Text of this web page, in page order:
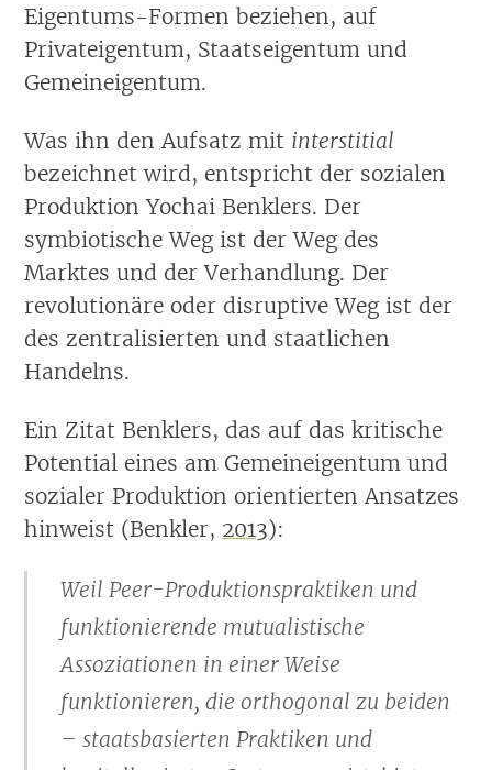
Eigentums-Formen beziehen, auf
Privateigentum, Staatseigentum und
Gemeineigentum.
Was ihn den Aufsatz mit interstitial
bezeichnet wird, entspricht der sozialen
Produktion Yochai Benklers. Der
symbiotische Weg ist der Weg des
Marktes und der Verhandlung. Der
revolutionäre oder disruptive Weg ist der
des zentralisierten und staatlichen
Handelns.
Ein Zitat Benklers, das auf das kritische
Potential eines am Gemeineigentum und
sozialer Produktion orientierten Ansatzes
hinweist (Benkler, 2013):
Weil Peer-Produktionspraktiken und
funktionierende mutualistische
Assoziationen in einer Weise
funktionieren, die orthogonal zu beiden
– staatsbasierten Praktiken und